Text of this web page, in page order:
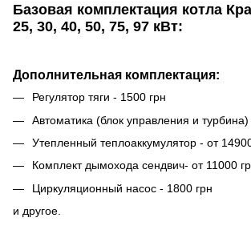
Базовая комплектация котла
25, 30, 40, 50, 75, 97 кВт:
Дополнительная комплектация:
Регулятор тяги - 1500 грн
Автоматика (блок управления и
Утепленный теплоаккумулятор - от
Комплект дымохода сендвич- от 11000
Циркуляционный насос - 1800 грн
и другое.